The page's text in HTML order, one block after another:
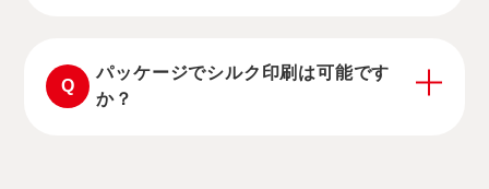
Q
パッケージでシルク印刷は可能です
か？